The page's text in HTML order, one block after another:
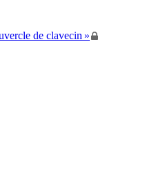
de clavecin »